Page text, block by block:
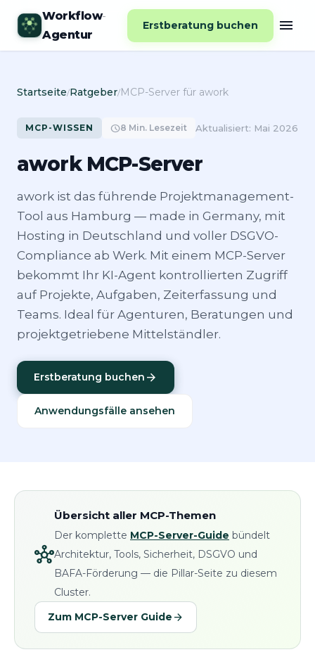
Workflow-
Agentur
Erstberatung buchen menu
Startseite/Ratgeber/MCP-Server für awork
MCP-WISSEN schedule8 Min. Lesezeit Aktualisiert: Mai 2026
awork MCP-Server
awork ist das führende Projektmanagement-
Tool aus Hamburg — made in Germany, mit
Hosting in Deutschland und voller DSGVO-
Compliance ab Werk. Mit einem MCP-Server
bekommt Ihr KI-Agent kontrollierten Zugriff
auf Projekte, Aufgaben, Zeiterfassung und
Teams. Ideal für Agenturen, Beratungen und
projektgetriebene Mittelständler.
Erstberatung buchen arrow_forward
Anwendungsfälle ansehen
hub
Übersicht aller MCP-Themen
Der komplette MCP-Server-Guide bündelt
Architektur, Tools, Sicherheit, DSGVO und
BAFA-Förderung — die Pillar-Seite zu diesem
Cluster.
Zum MCP-Server Guide arrow_forward